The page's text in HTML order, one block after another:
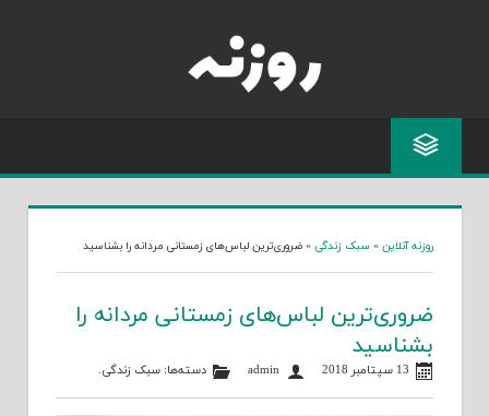
روزنه آنلاین » سبک زندگی » ضروری‌ترین لباس‌های زمستانی مردانه را بشناسید
ضروری‌ترین لباس‌های زمستانی مردانه را
بشناسید
13 سپتامبر 2018 دسته‌ها: سبک زندگی.